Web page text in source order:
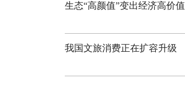
生态“高颜值”变出经济高价值
我国文旅消费正在扩容升级